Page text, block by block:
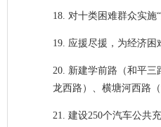
18. 对十类困难群众实
19. 应援尽援，为经济困
20. 新建学前路（和平
龙西路）、横塘河西路
21. 建设250个汽车公共